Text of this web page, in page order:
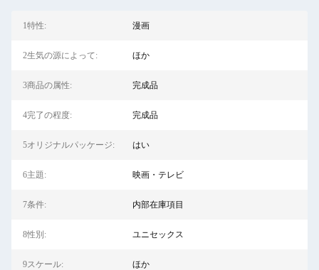
1特性: 漫画
2生気の源によって: ほか
3商品の属性: 完成品
4完了の程度: 完成品
5オリジナルパッケージ: はい
6主題: 映画・テレビ
7条件: 内部在庫項目
8性別: ユニセックス
9スケール: ほか